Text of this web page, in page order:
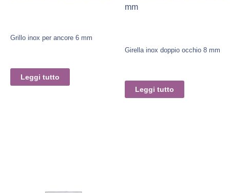
Grillo inox per ancore 6 mm
Leggi tutto
mm
Girella inox doppio occhio 8 mm
Leggi tutto